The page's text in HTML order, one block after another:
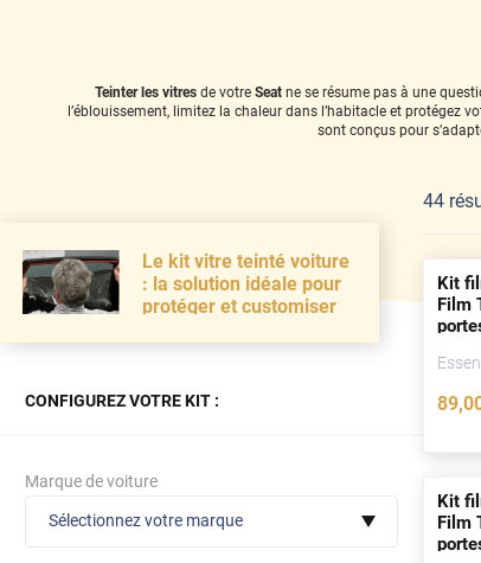
Teinter les vitres de votre Seat ne se résume pas à une
l’éblouissement, limitez la chaleur dans l’habitacle et protégez
sont conçus pour
Le kit vitre teinté voiture
: la solution idéale pour
protéger et customiser
CONFIGUREZ VOTRE KIT :
Marque de voiture
Sélectionnez votre marque
44
Kit
Film
89
Kit
Film